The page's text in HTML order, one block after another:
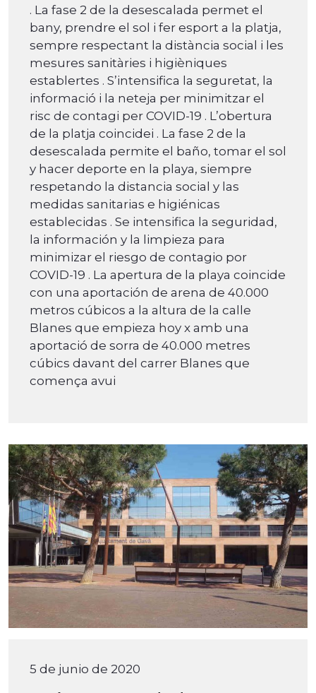
. La fase 2 de la desescalada permet el
bany, prendre el sol i fer esport a la platja,
sempre respectant la distància social i les
mesures sanitàries i higièniques
establertes . S’intensifica la seguretat, la
informació i la neteja per minimitzar el
risc de contagi per COVID-19 . L’obertura
de la platja coincidei . La fase 2 de la
desescalada permite el baño, tomar el sol
y hacer deporte en la playa, siempre
respetando la distancia social y las
medidas sanitarias e higiénicas
establecidas . Se intensifica la seguridad,
la información y la limpieza para
minimizar el riesgo de contagio por
COVID-19 . La apertura de la playa coincide
con una aportación de arena de 40.000
metros cúbicos a la altura de la calle
Blanes que empieza hoy x amb una
aportació de sorra de 40.000 metres
cúbics davant del carrer Blanes que
comença avui
5 de junio de 2020